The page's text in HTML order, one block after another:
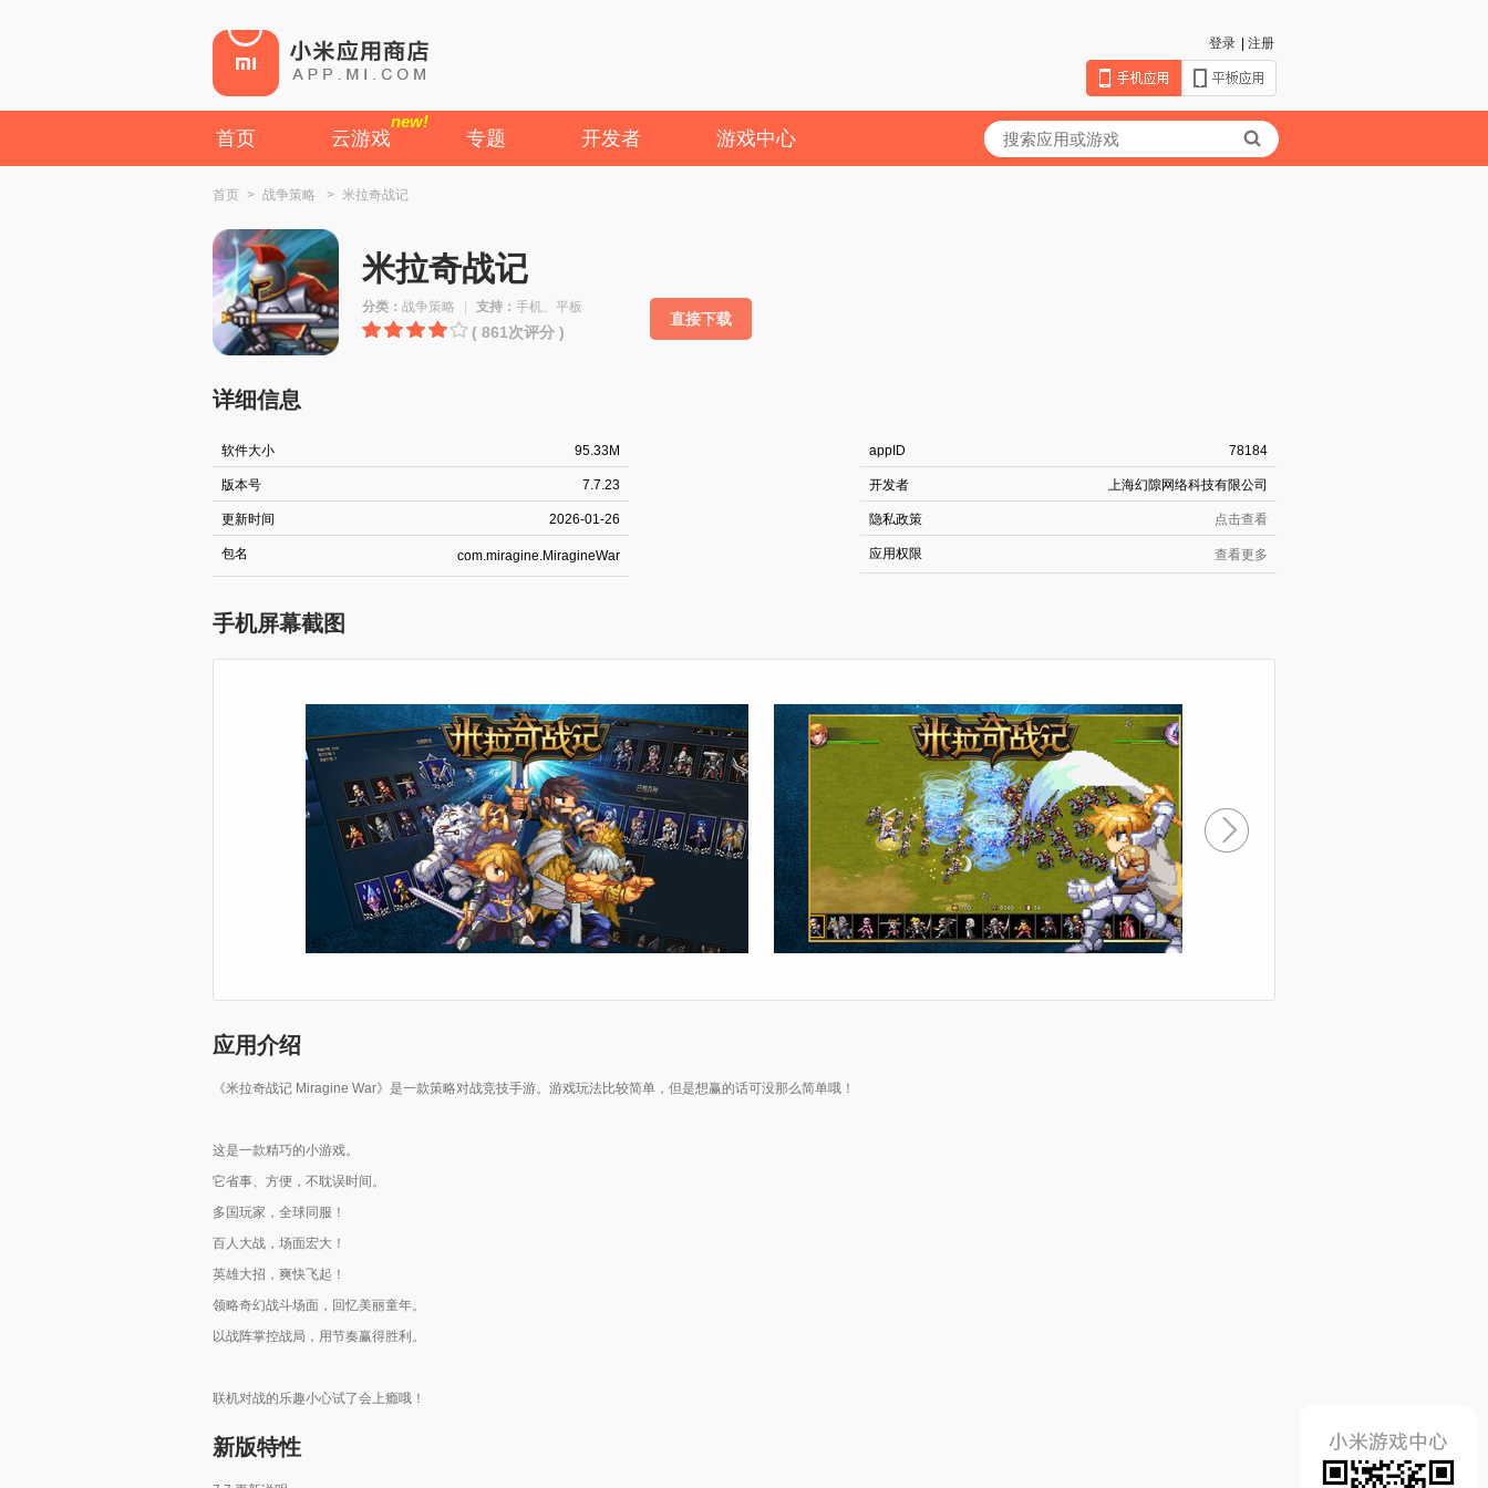
注册
登录
首页 云游戏
new!
专题 开发者 游戏中心
首页 > 战争策略 > 米拉奇战记
米拉奇战记
分类： 战争策略 支持： 手机、平板
( 861次评分 )
直接下载
详细信息
软件大小 95.33M appID 78184
版本号 7.7.23 开发者 上海幻隙网络科技有限公司
更新时间 2026-01-26 隐私政策 点击查看
包名 com.miragine.MiragineWar 应用权限 查看更多
手机屏幕截图
应用介绍
《米拉奇战记 Miragine War》是一款策略对战竞技手游。游戏玩法比较简单，但是想赢的话可没那么简单哦！
这是一款精巧的小游戏。
它省事、方便，不耽误时间。
多国玩家，全球同服！
百人大战，场面宏大！
英雄大招，爽快飞起！
领略奇幻战斗场面，回忆美丽童年。
以战阵掌控战局，用节奏赢得胜利。
联机对战的乐趣小心试了会上瘾哦！
新版特性